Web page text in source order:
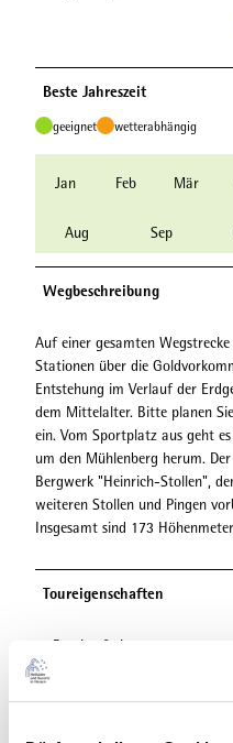
Beste Jahreszeit
geeignet wetterabhängig
Jan Feb Mär
Aug Sep
Wegbeschreibung
Auf einer gesamten
Stationen über die
Entstehung im Verlauf der
dem Mittelalter. Bitte planen
ein. Vom Sportplatz aus geht
um den Mühlenberg herum.
Bergwerk "Heinrich-Stollen",
weiteren Stollen und Pingen
Insgesamt sind 173
Toureigenschaften
Barrierefrei
Beschilderung